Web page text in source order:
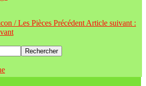
/ Les Pièces Précédent Article suivant :
Rechercher